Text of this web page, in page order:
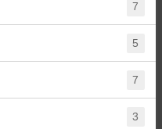
7
5
7
3